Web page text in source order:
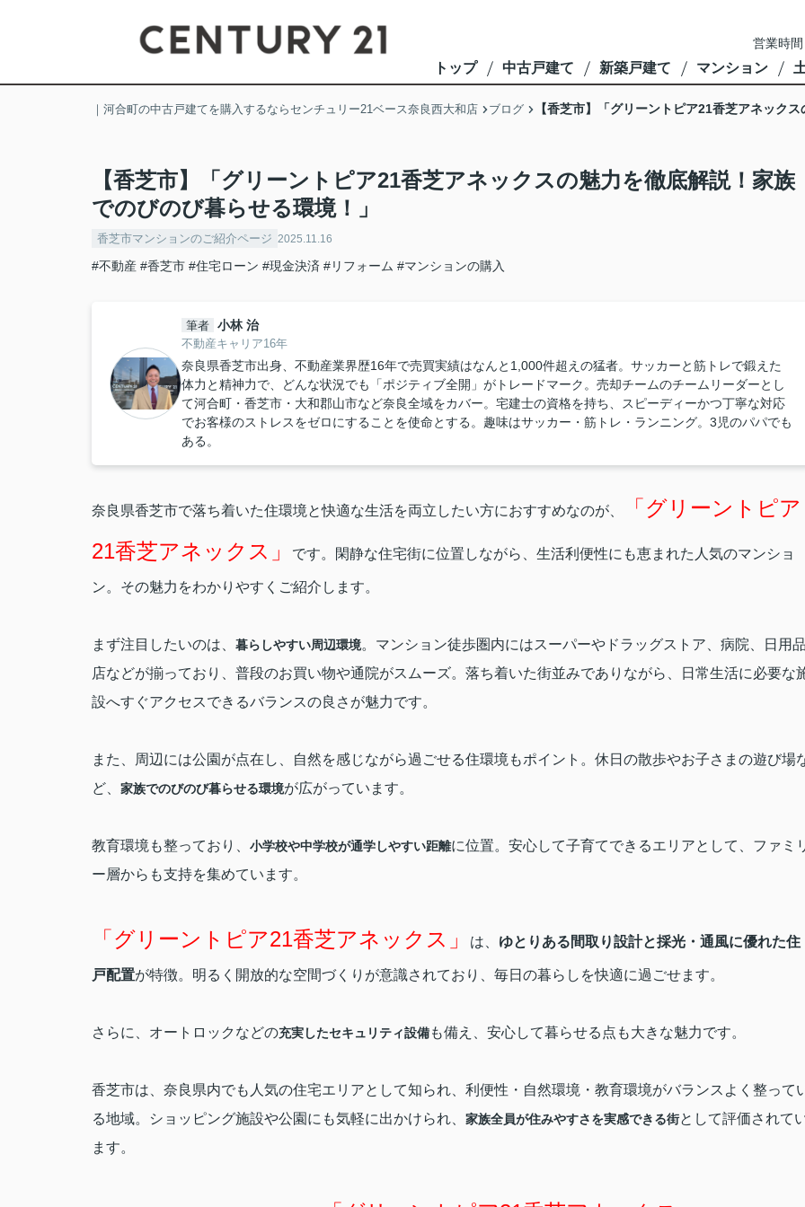
営業時
トップ 中古戸建て 新築戸建て マンション
｜河合町の中古戸建てを購入するならセンチュリー21ベース奈良西大和店 ブログ 【香芝市】「グリーントピア21香芝アネック
【香芝市】「グリーントピア21香芝アネックスの魅力を徹底解説！家族
でのびのび暮らせる環境！」
香芝市マンションのご紹介ページ 2025.11.16
#不動産 #香芝市 #住宅ローン #現金決済 #リフォーム #マンションの購入
筆者 小林 治
不動産キャリア16年
奈良県香芝市出身、不動産業界歴16年で売買実績はなんと1,000件超えの猛者。サッカーと筋トレで鍛えた
体力と精神力で、どんな状況でも「ポジティブ全開」がトレードマーク。売却チームのチームリーダーとし
て河合町・香芝市・大和郡山市など奈良全域をカバー。宅建士の資格を持ち、スピーディーかつ丁寧な対応
でお客様のストレスをゼロにすることを使命とする。趣味はサッカー・筋トレ・ランニング。3児のパパでも
ある。
奈良県香芝市で落ち着いた住環境と快適な生活を両立したい方におすすめなのが、 「 グリーントピア
21香芝アネックス 」 です。閑静な住宅街に位置しながら、生活利便性にも恵まれた人気のマンショ
ン。その魅力をわかりやすくご紹介します。
まず注目したいのは、 暮らしやすい周辺環境。マンション徒歩圏内にはスーパーやドラッグストア、病院、日用品
店などが揃っており、普段のお買い物や通院がスムーズ。落ち着いた街並みでありながら、日常生活に必要な
設へすぐアクセスできるバランスの良さが魅力です。
また、周辺には公園が点在し、自然を感じながら過ごせる住環境もポイント。休日の散歩やお子さまの遊び場
ど、 家族でのびのび暮らせる環境が広がっています。
教育環境も整っており、 小学校や中学校が通学しやすい距離に位置。安心して子育てできるエリアとして、ファミ
ー層からも支持を集めています。
「グリーントピア21香芝アネックス」 は、 ゆとりある間取り設計と採光・通風に優れた住
戸配置が特徴。明るく開放的な空間づくりが意識されており、毎日の暮らしを快適に過ごせます。
さらに、オートロックなどの充実したセキュリティ設備も備え、安心して暮らせる点も大きな魅力です。
香芝市は、奈良県内でも人気の住宅エリアとして知られ、利便性・自然環境・教育環境がバランスよく整って
る地域。ショッピング施設や公園にも気軽に出かけられ、 家族全員が住みやすさを実感できる街として評価されて
ます。